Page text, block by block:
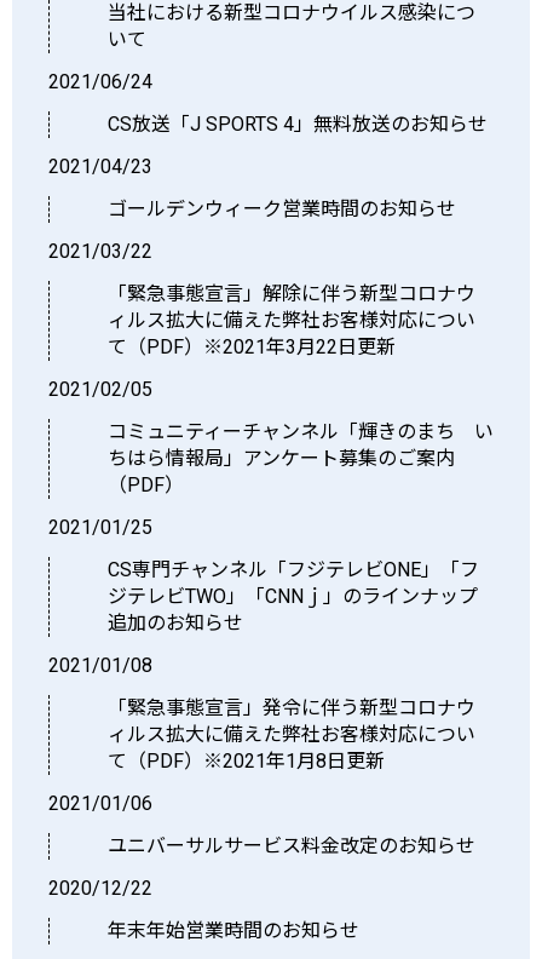
当社における新型コロナウイルス感染につ
いて
2021/06/24
CS放送「J SPORTS 4」無料放送のお知らせ
2021/04/23
ゴールデンウィーク営業時間のお知らせ
2021/03/22
「緊急事態宣言」解除に伴う新型コロナウ
ィルス拡大に備えた弊社お客様対応につい
て（PDF）※2021年3月22日更新
2021/02/05
コミュニティーチャンネル「輝きのまち い
ちはら情報局」アンケート募集のご案内
（PDF）
2021/01/25
CS専門チャンネル「フジテレビONE」「フ
ジテレビTWO」「CNNｊ」のラインナップ
追加のお知らせ
2021/01/08
「緊急事態宣言」発令に伴う新型コロナウ
ィルス拡大に備えた弊社お客様対応につい
て（PDF）※2021年1月8日更新
2021/01/06
ユニバーサルサービス料金改定のお知らせ
2020/12/22
年末年始営業時間のお知らせ